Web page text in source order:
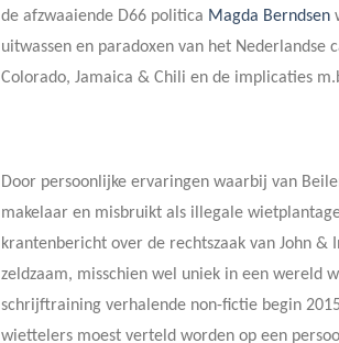
de afzwaaiende D66 politica Magda Berndsen
uitwassen en paradoxen van het
Colorado, Jamaica & Chili en de
Door persoonlijke ervaringen waarbij van
makelaar en misbruikt als illegale
krantenbericht over de rechtszaak van John
zeldzaam, misschien wel uniek in een wereld
schrijftraining verhalende non-fictie begin
wiettelers moest verteld worden op een